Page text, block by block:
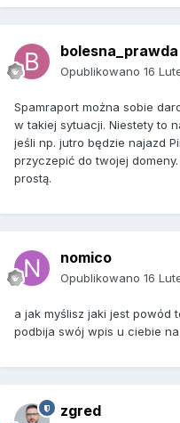
bolesna_prawda
Opublikowano 16
Spamraport można sobie
w takiej sytuacji. Niestety to
jeśli np. jutro będzie najazd
przyczepić do twojej
prostą.
nomico
Opublikowano 16
a jak myślisz jaki jest powód
podbija swój wpis u ciebie
zgred